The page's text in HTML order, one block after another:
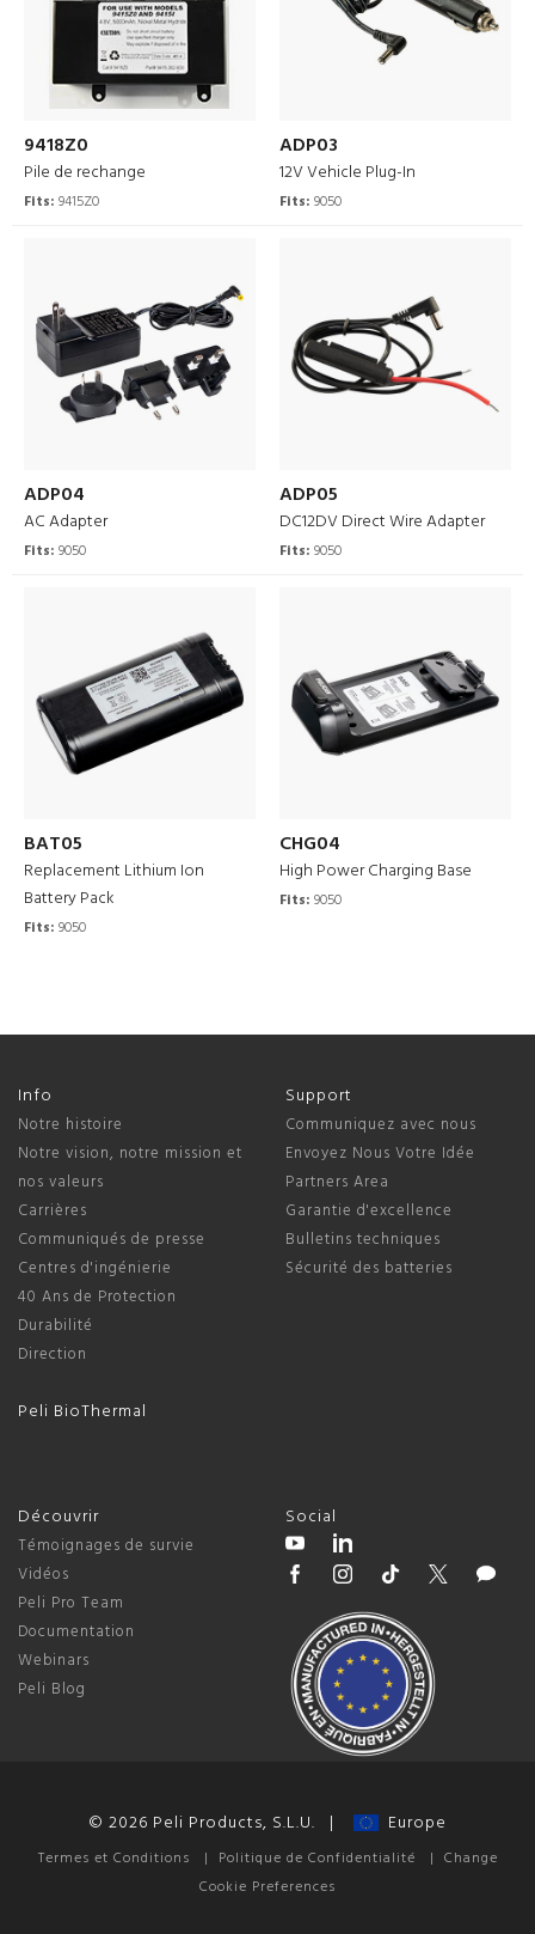
9418Z0
Pile de rechange
Fits: 9415Z0
ADP03
12V Vehicle Plug-In
Fits: 9050
ADP04
AC Adapter
Fits: 9050
ADP05
DC12DV Direct Wire Adapter
Fits: 9050
BAT05
Replacement Lithium Ion
Battery Pack
Fits: 9050
CHG04
High Power Charging Base
Fits: 9050
Info
Notre histoire
Notre vision, notre mission et
nos valeurs
Carrières
Communiqués de presse
Centres d'ingénierie
40 Ans de Protection
Durabilité
Direction
Peli BioThermal
Support
Communiquez avec nous
Envoyez Nous Votre Idée
Partners Area
Garantie d'excellence
Bulletins techniques
Sécurité des batteries
Découvrir
Témoignages de survie
Vidéos
Peli Pro Team
Documentation
Webinars
Peli Blog
Social
© 2026 Peli Products, S.L.U. | Europe
Termes et Conditions | Politique de Confidentialité | Change
Cookie Preferences